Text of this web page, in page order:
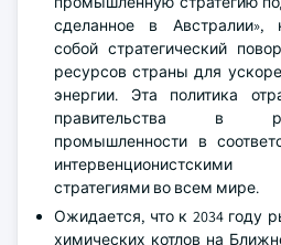
сделанное в Австралии»,
собой стратегический
ресурсов страны для
энергии. Эта политика
правительства в
промышленности в
стратегиями во всем мире.
Ожидается, что к 2034 году
химических котлов на